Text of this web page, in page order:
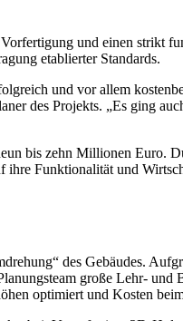
und einen strikt
etablierter Standards.
und vor allem
des Projekts. „Es ging
bis zehn Millionen Euro.
ihre Funktionalität und
des Gebäudes.
große Lehr-
optimiert und Kosten